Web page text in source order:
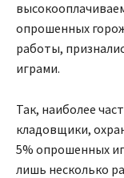
опрошенных
работы,
играми.
Так, наиболее
кладовщики,
5% опрошенных
лишь несколько